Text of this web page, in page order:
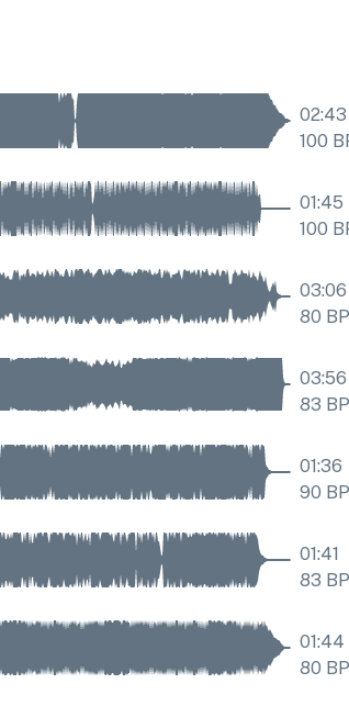
02:43
100
01:45
100
03:06
80
03:56
83
01:36
90
01:41
83
01:44
80